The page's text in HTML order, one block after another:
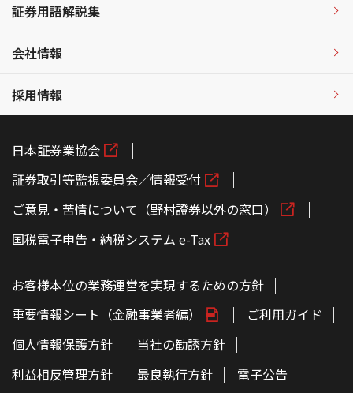
証券用語解説集
会社情報
採用情報
日本証券業協会
証券取引等監視委員会／情報受付
ご意見・苦情について（野村證券以外の窓口）
国税電子申告・納税システム e-Tax
お客様本位の業務運営を実現するための方針
重要情報シート（金融事業者編）
ご利用ガイド
個人情報保護方針
当社の勧誘方針
利益相反管理方針
最良執行方針
電子公告